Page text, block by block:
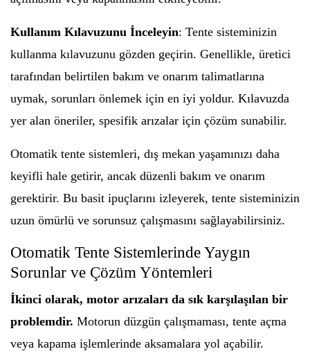
Kullanım Kılavuzunu İnceleyin: Tente sisteminizin
kullanma kılavuzunu gözden geçirin. Genellikle, üretici
tarafından belirtilen bakım ve onarım talimatlarına
uymak, sorunları önlemek için en iyi yoldur. Kılavuzda
yer alan öneriler, spesifik arızalar için çözüm sunabilir.
Otomatik tente sistemleri, dış mekan yaşamınızı daha
keyifli hale getirir, ancak düzenli bakım ve onarım
gerektirir. Bu basit ipuçlarını izleyerek, tente sisteminizin
uzun ömürlü ve sorunsuz çalışmasını sağlayabilirsiniz.
Otomatik Tente Sistemlerinde Yaygın
Sorunlar ve Çözüm Yöntemleri
İkinci olarak, motor arızaları da sık karşılaşılan bir
problemdir. Motorun düzgün çalışmaması, tente açma
veya kapama işlemlerinde aksamalara yol açabilir.